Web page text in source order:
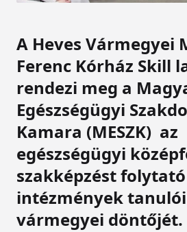
A Heves Vármegyei
Ferenc Kórház Skill
rendezi meg a
Egészségügyi
Kamara (MESZK) az
egészségügyi
szakképzést folytató
intézmények
vármegyei döntőjét.